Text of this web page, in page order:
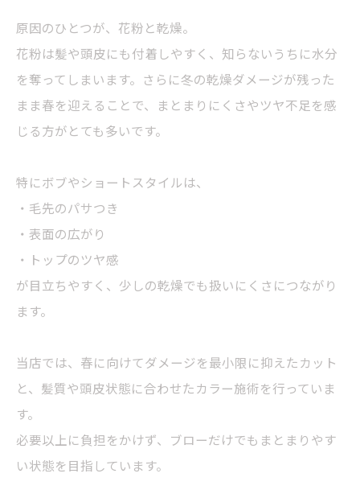
原因のひとつが、花粉と乾燥。
花粉は髪や頭皮にも付着しやすく、知らないうちに水分
を奪ってしまいます。さらに冬の乾燥ダメージが残った
まま春を迎えることで、まとまりにくさやツヤ不足を感
じる方がとても多いです。
特にボブやショートスタイルは、
・毛先のパサつき
・表面の広がり
・トップのツヤ感
が目立ちやすく、少しの乾燥でも扱いにくさにつながり
ます。
当店では、春に向けてダメージを最小限に抑えたカット
と、髪質や頭皮状態に合わせたカラー施術を行っていま
す。
必要以上に負担をかけず、ブローだけでもまとまりやす
い状態を目指しています。